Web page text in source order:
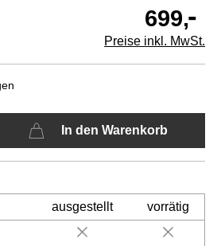
699,
-
Preise inkl. MwSt.
In den Warenkorb
ausgestellt
vorrätig